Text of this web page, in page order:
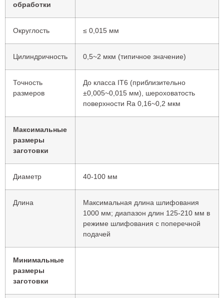
обработки
Округлость ≤ 0,015 мм
Цилиндричность 0,5~2 мкм (типичное значение)
Точность
размеров
До класса IT6 (приблизительно
±0,005~0,015 мм), шероховатость
поверхности Ra 0,16~0,2 мкм
Максимальные
размеры
заготовки
Диаметр 40-100 мм
Длина
Максимальная длина шлифования
1000 мм; диапазон длин 125-210 мм в
режиме шлифования с поперечной
подачей
Минимальные
размеры
заготовки